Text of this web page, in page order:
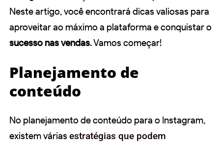
Neste artigo, você encontrará dicas valiosas para
aproveitar ao máximo a plataforma e conquistar o
sucesso nas vendas. Vamos começar!
Planejamento de
conteúdo
No planejamento de conteúdo para o Instagram,
existem váriasestratégias que podem